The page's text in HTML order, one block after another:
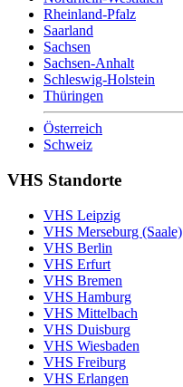
Rheinland-Pfalz
Saarland
Sachsen
Sachsen-Anhalt
Schleswig-Holstein
Thüringen
Österreich
Schweiz
VHS Standorte
VHS Leipzig
VHS Merseburg (Saale)
VHS Berlin
VHS Erfurt
VHS Bremen
VHS Hamburg
VHS Mittelbach
VHS Duisburg
VHS Wiesbaden
VHS Freiburg
VHS Erlangen